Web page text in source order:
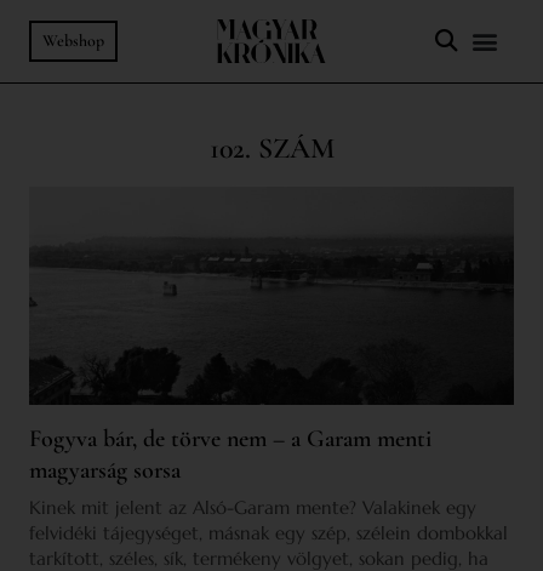
Webshop
102. SZÁM
Fogyva bár, de törve nem – a Garam menti
magyarság sorsa
Kinek mit jelent az Alsó-Garam mente? Valakinek egy
felvidéki tájegységet, másnak egy szép, szélein dombokkal
tarkított, széles, sík, termékeny völgyet, sokan pedig, ha